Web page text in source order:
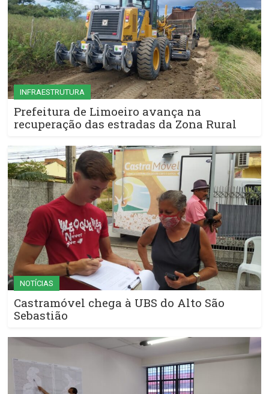
INFRAESTRUTURA
Prefeitura de Limoeiro avança na
recuperação das estradas da Zona Rural
NOTÍCIAS
Castramóvel chega à UBS do Alto São
Sebastião